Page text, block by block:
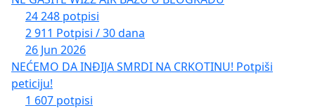
24 248 potpisi
2 911 Potpisi / 30 dana
26 Jun 2026
NEĆEMO DA INĐIJA SMRDI NA CRKOTINU! Potpiši
peticiju!
1 607 potpisi